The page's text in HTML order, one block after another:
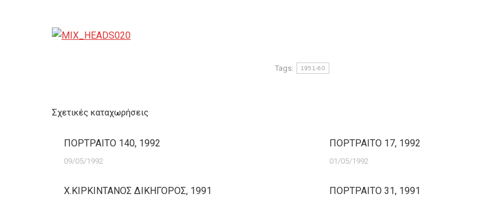
Tags: 1951-60
Σχετικές καταχωρήσεις
ΠΟΡΤΡΑΙΤΟ 140, 1992
09/05/1992
ΠΟΡΤΡΑΙΤΟ 17, 1992
01/05/1992
Χ.ΚΙΡΚΙΝΤΑΝΟΣ ΔΙΚΗΓΟΡΟΣ, 1991 ΠΟΡΤΡΑΙΤΟ 31, 1991